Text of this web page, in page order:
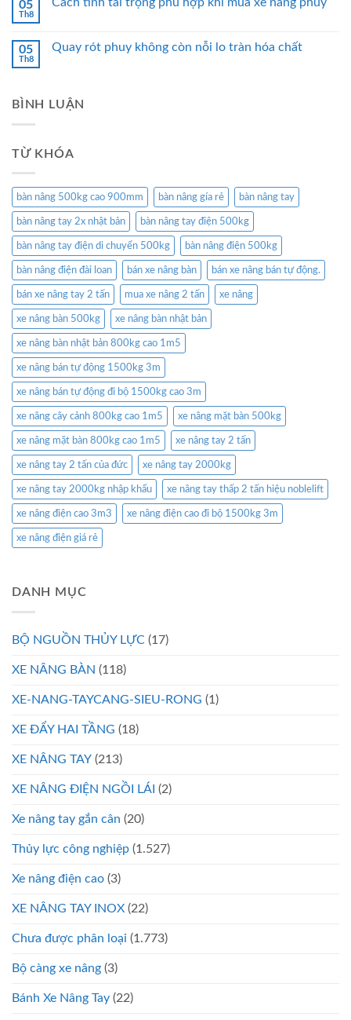
05
Th8
05
Th8
Quay rót phuy không còn nỗi lo tràn hóa chất
BÌNH LUẬN
TỪ KHÓA
bàn nâng 500kg cao 900mm bàn nâng gía rẻ bàn nâng tay
bàn nâng tay 2x nhật bản bàn nâng tay điện 500kg
bàn nâng tay điện di chuyển 500kg bàn nâng điện 500kg
bàn nâng điện đài loan bán xe nâng bàn bán xe nâng bán tự động.
bán xe nâng tay 2 tấn mua xe nâng 2 tấn xe nâng
xe nâng bàn 500kg xe nâng bàn nhật bản
xe nâng bàn nhật bản 800kg cao 1m5
xe nâng bán tự động 1500kg 3m
xe nâng bán tự động đi bộ 1500kg cao 3m
xe nâng cây cảnh 800kg cao 1m5 xe nâng mặt bàn 500kg
xe nâng mặt bàn 800kg cao 1m5 xe nâng tay 2 tấn
xe nâng tay 2 tấn của đức xe nâng tay 2000kg
xe nâng tay 2000kg nhập khẩu xe nâng tay thấp 2 tấn hiệu noblelift
xe nâng điện cao 3m3 xe nâng điện cao đi bộ 1500kg 3m
xe nâng điện giá rẻ
DANH MỤC
BỘ NGUỒN THỦY LỰC (17)
XE NÂNG BÀN (118)
XE-NANG-TAYCANG-SIEU-RONG (1)
XE ĐẨY HAI TẦNG (18)
XE NÂNG TAY (213)
XE NÂNG ĐIỆN NGỒI LÁI (2)
Xe nâng tay gắn cân (20)
Thủy lực công nghiệp (1.527)
Xe nâng điện cao (3)
XE NÂNG TAY INOX (22)
Chưa được phân loại (1.773)
Bộ càng xe nâng (3)
Bánh Xe Nâng Tay (22)